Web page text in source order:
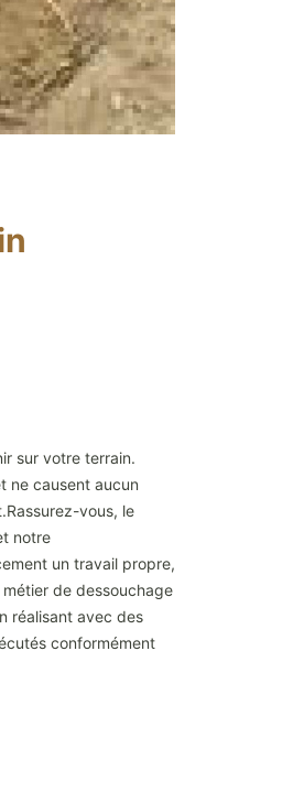
sur votre terrain.
ne causent aucun
vous, le
notre
un travail propre,
de dessouchage
réalisant avec des
conformément